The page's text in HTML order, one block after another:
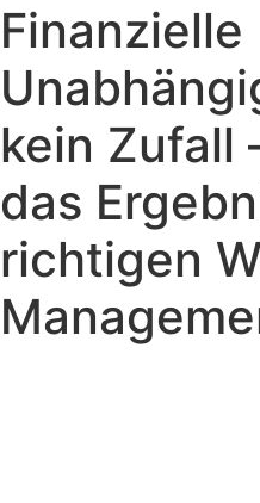
Finanzielle
kein Zufall
das
richtigen